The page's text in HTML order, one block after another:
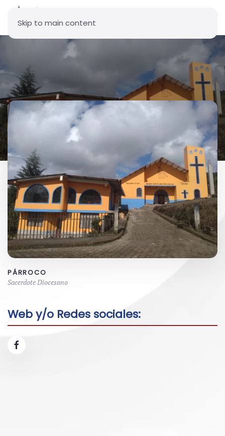
Skip to main content
Parroquia Jesús del Gran
Poder - Palma Real
PÁRROCO
Sacerdote Diocesano
Web y/o Redes sociales: